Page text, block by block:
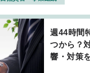
週44時間
つから？
響・対策